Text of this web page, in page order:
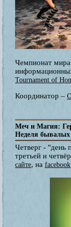
Чемпионат
Tournament of
Координатор –
Меч и Магия:
Неделя бывалых
Четверг - "день
третьей и
сайте, на facebook